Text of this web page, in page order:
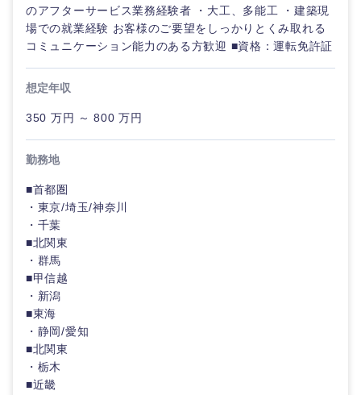
サービス
クリエイ
ティブ
タント
専門職
技術職
（IT）、
Webサー
ビス・制
作、ゲー
ム
技術職
（モノづ
くり）
その他企画業務
クリエイティブ
コンサルタント
専門職
技術職（モノづくり）
金融専門職
メディカル
不動産専門職
建設・施工管理
事務職
金融
倉庫・運輸・物流
関東地方
群馬県
上場企業
スタートアップ企
業
転勤なし
のアフターサービス業務経験者 ・大工、多能工 ・建築現
場での就業経験 お客様のご要望をしっかりとくみ取れる
コミュニケーション能力のある方歓迎 ■資格：運転免許証
想定年収
350 万円 ～ 800 万円
勤務地
■首都圏
・東京/埼玉/神奈川
・千葉
■北関東
・群馬
■甲信越
・新潟
■東海
・静岡/愛知
■北関東
・栃木
■近畿